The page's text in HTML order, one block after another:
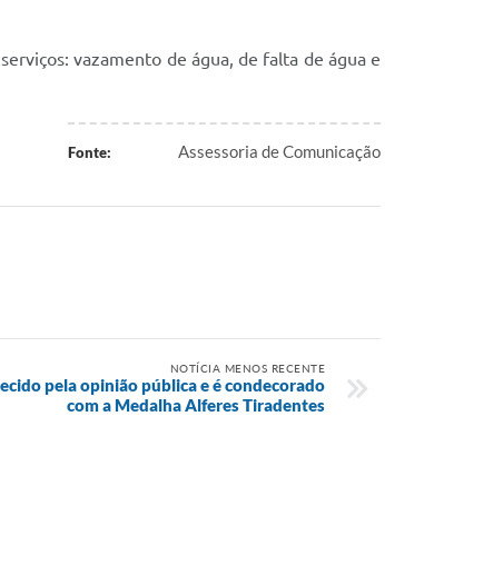
vazamento de água, de falta de água e
Fonte: Assessoria de Comunicação
NOTÍCIA MENOS RECENTE
pela opinião pública e é condecorado
com a Medalha Alferes Tiradentes